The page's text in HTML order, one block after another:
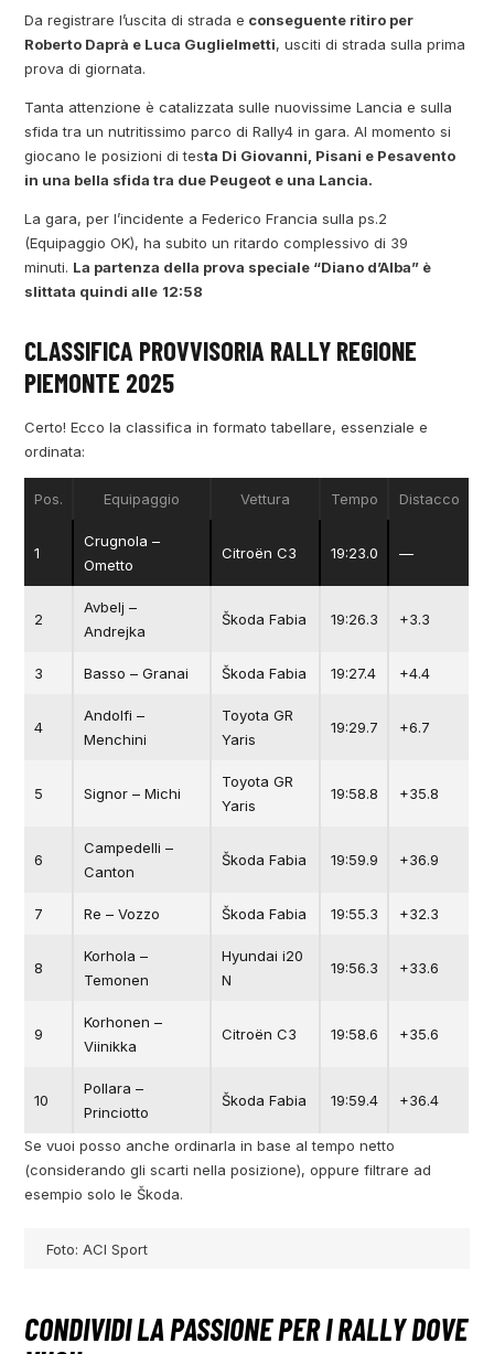
Da registrare l’uscita di strada e conseguente ritiro per
Roberto Daprà e Luca Guglielmetti, usciti di strada sulla prima
prova di giornata.
Tanta attenzione è catalizzata sulle nuovissime Lancia e sulla
sfida tra un nutritissimo parco di Rally4 in gara. Al momento si
giocano le posizioni di testa Di Giovanni, Pisani e Pesavento
in una bella sfida tra due Peugeot e una Lancia.
La gara, per l’incidente a Federico Francia sulla ps.2
(Equipaggio OK), ha subito un ritardo complessivo di 39
minuti. La partenza della prova speciale “Diano d’Alba” è
slittata quindi alle 12:58
CLASSIFICA PROVVISORIA RALLY REGIONE
PIEMONTE 2025
Certo! Ecco la classifica in formato tabellare, essenziale e
ordinata:
Pos. Equipaggio Vettura Tempo Distacco
1
Crugnola –
Ometto
Citroën C3 19:23.0 —
2
Avbelj –
Andrejka
Škoda Fabia 19:26.3 +3.3
3 Basso – Granai Škoda Fabia 19:27.4 +4.4
4
Andolfi –
Menchini
Toyota GR
Yaris
19:29.7 +6.7
5 Signor – Michi
Toyota GR
Yaris
19:58.8 +35.8
6
Campedelli –
Canton
Škoda Fabia 19:59.9 +36.9
7 Re – Vozzo Škoda Fabia 19:55.3 +32.3
8
Korhola –
Temonen
Hyundai i20
N
19:56.3 +33.6
9
Korhonen –
Viinikka
Citroën C3 19:58.6 +35.6
10
Pollara –
Princiotto
Škoda Fabia 19:59.4 +36.4
Se vuoi posso anche ordinarla in base al tempo netto
(considerando gli scarti nella posizione), oppure filtrare ad
esempio solo le Škoda.
Foto: ACI Sport